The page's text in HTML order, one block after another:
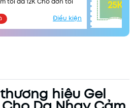
Điều kiện
25K
hiệu Gel